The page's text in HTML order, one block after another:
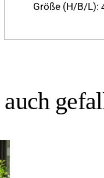
Größe (H/B/L)
auch